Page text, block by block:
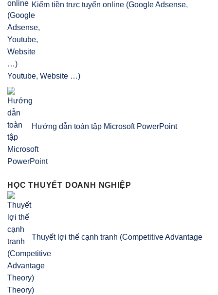
Kiếm tiền trực tuyến online (Google Adsense,
Youtube, Website …)
Hướng dẫn toàn tập Microsoft PowerPoint
HỌC THUYẾT DOANH NGHIỆP
Thuyết lợi thế cạnh tranh (Competitive Advantage
Theory)